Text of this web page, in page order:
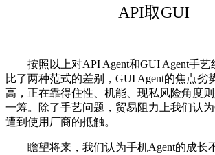
API取GUI
按照以上对API Agent和GUI Agent手艺
比了两种范式的差别，GUI Agent的焦点劣
高，正在靠得住性、机能、现私风险角度
一筹。除了手艺问题，贸易阻力上我们认
遭到使用厂商的抵触。
瞻望将来，我们认为手机Agent的成长